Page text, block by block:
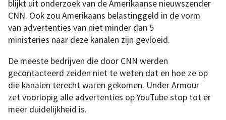
blijkt uit onderzoek van de Amerikaanse nieuwszender
CNN. Ook zou Amerikaans belastinggeld in de vorm
van advertenties van niet minder dan 5
ministeries naar deze kanalen zijn gevloeid.
De meeste bedrijven die door CNN werden
gecontacteerd zeiden niet te weten dat en hoe ze op
die kanalen terecht waren gekomen. Under Armour
zet voorlopig alle advertenties op YouTube stop tot er
meer duidelijkheid is.